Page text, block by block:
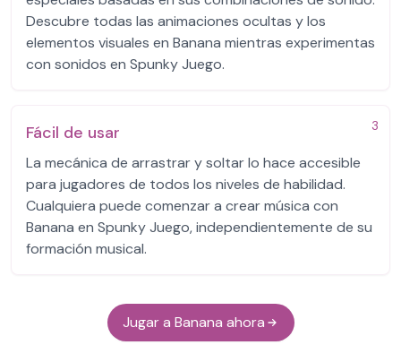
Descubre todas las animaciones ocultas y los
elementos visuales en Banana mientras experimentas
con sonidos en Spunky Juego.
3
Fácil de usar
La mecánica de arrastrar y soltar lo hace accesible
para jugadores de todos los niveles de habilidad.
Cualquiera puede comenzar a crear música con
Banana en Spunky Juego, independientemente de su
formación musical.
Jugar a Banana ahora